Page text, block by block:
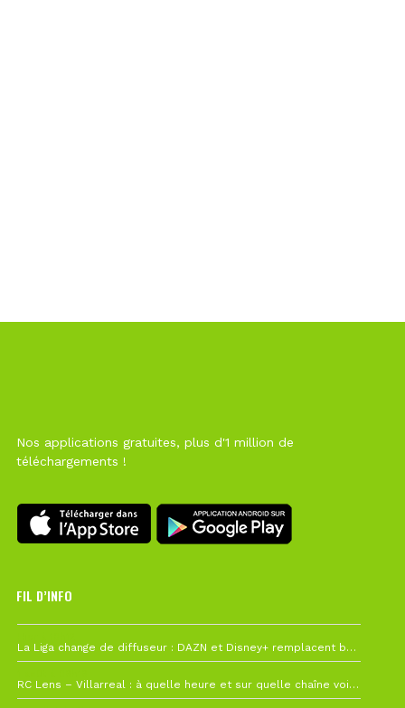
Nos applications gratuites, plus d'1 million de
téléchargements !
FIL D’INFO
La Liga change de diffuseur : DAZN et Disney+ remplacent beIN Sports !
RC Lens – Villarreal : à quelle heure et sur quelle chaîne voir la finale de la Como Cup ?